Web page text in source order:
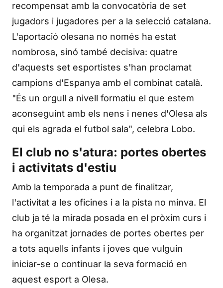
recompensat amb la convocatòria de set
jugadors i jugadores per a la selecció catalana.
L'aportació olesana no només ha estat
nombrosa, sinó també decisiva: quatre
d'aquests set esportistes s'han proclamat
campions d'Espanya amb el combinat català.
"És un orgull a nivell formatiu el que estem
aconseguint amb els nens i nenes d'Olesa als
qui els agrada el futbol sala", celebra Lobo.
El club no s'atura: portes obertes
i activitats d'estiu
Amb la temporada a punt de finalitzar,
l'activitat a les oficines i a la pista no minva. El
club ja té la mirada posada en el pròxim curs i
ha organitzat jornades de portes obertes per
a tots aquells infants i joves que vulguin
iniciar-se o continuar la seva formació en
aquest esport a Olesa.